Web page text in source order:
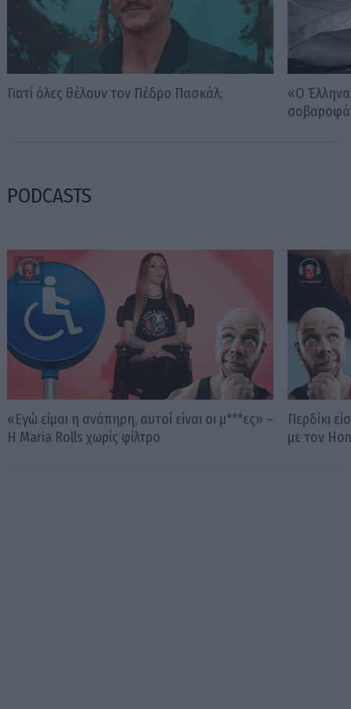
Γιατί όλες θέλουν τον Πέδρο Πασκάλ;
«Ο
PODCASTS
«Εγώ είμαι η ανάπηρη, αυτοί είναι οι μ***ες» –
Η Maria Rolls χωρίς φίλτρο
Περδίκι
με τον